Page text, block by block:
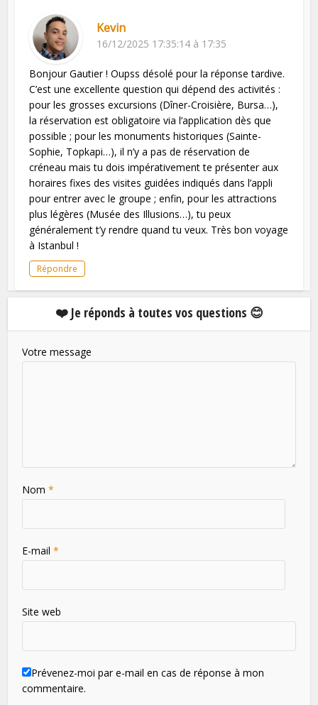
Kevin
16/12/2025 17:35:14 à 17:35
Bonjour Gautier ! Oupss désolé pour la réponse tardive.
C’est une excellente question qui dépend des activités :
pour les grosses excursions (Dîner-Croisière, Bursa…),
la réservation est obligatoire via l’application dès que
possible ; pour les monuments historiques (Sainte-
Sophie, Topkapi…), il n’y a pas de réservation de
créneau mais tu dois impérativement te présenter aux
horaires fixes des visites guidées indiqués dans l’appli
pour entrer avec le groupe ; enfin, pour les attractions
plus légères (Musée des Illusions…), tu peux
généralement t’y rendre quand tu veux. Très bon voyage
à Istanbul !
Répondre
❤️ Je réponds à toutes vos questions 😊
Votre message
Nom*
E-mail*
Site web
Prévenez-moi par e-mail en cas de réponse à mon
commentaire.